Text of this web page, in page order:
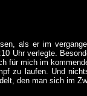
als er im
Uhr verlegte.
für mich im
zu laufen. Und
den man sich im